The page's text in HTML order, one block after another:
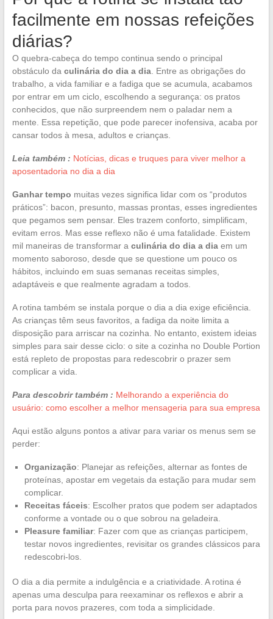
facilmente em nossas refeições
diárias?
O quebra-cabeça do tempo continua sendo o principal
obstáculo da culinária do dia a dia. Entre as obrigações do
trabalho, a vida familiar e a fadiga que se acumula, acabamos
por entrar em um ciclo, escolhendo a segurança: os pratos
conhecidos, que não surpreendem nem o paladar nem a
mente. Essa repetição, que pode parecer inofensiva, acaba por
cansar todos à mesa, adultos e crianças.
Leia também : Notícias, dicas e truques para viver melhor a
aposentadoria no dia a dia
Ganhar tempo muitas vezes significa lidar com os “produtos
práticos”: bacon, presunto, massas prontas, esses ingredientes
que pegamos sem pensar. Eles trazem conforto, simplificam,
evitam erros. Mas esse reflexo não é uma fatalidade. Existem
mil maneiras de transformar a culinária do dia a diaem um
momento saboroso, desde que se questione um pouco os
hábitos, incluindo em suas semanas receitas simples,
adaptáveis e que realmente agradam a todos.
A rotina também se instala porque o dia a dia exige eficiência.
As crianças têm seus favoritos, a fadiga da noite limita a
disposição para arriscar na cozinha. No entanto, existem ideias
simples para sair desse ciclo: o site a cozinha no Double Portion
está repleto de propostas para redescobrir o prazer sem
complicar a vida.
Para descobrir também : Melhorando a experiência do
usuário: como escolher a melhor mensageria para sua empresa
Aqui estão alguns pontos a ativar para variar os menus sem se
perder:
Organização: Planejar as refeições, alternar as fontes de
proteínas, apostar em vegetais da estação para mudar sem
complicar.
Receitas fáceis: Escolher pratos que podem ser adaptados
conforme a vontade ou o que sobrou na geladeira.
Pleasure familiar: Fazer com que as crianças participem,
testar novos ingredientes, revisitar os grandes clássicos para
redescobri-los.
O dia a dia permite a indulgência e a criatividade. A rotina é
apenas uma desculpa para reexaminar os reflexos e abrir a
porta para novos prazeres, com toda a simplicidade.